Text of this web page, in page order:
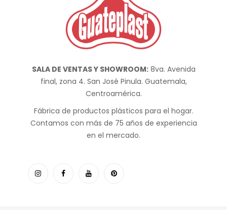
SALA DE VENTAS Y SHOWROOM:8va. Avenida
final, zona 4. San José Pinula. Guatemala,
Centroamérica.
Fábrica de productos plásticos para el hogar.
Contamos con más de 75 años de experiencia
en el mercado.